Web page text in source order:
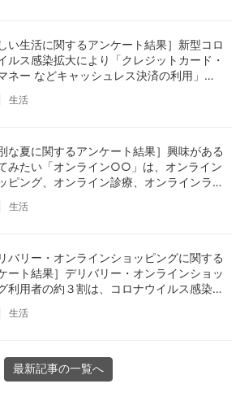
しい生活に関するアンケート結果］新型コロ
ルス感染拡大により「クレジットカード・
ネー などキャッシュレス決済の利用」が
生活
別な夏に関するアンケート結果］興味がある
みたい「オンライン○○」は、オンライン
ピング、オンライン診療、オンラインライ
生活
リバリー・オンラインショッピングに関する
ート結果］デリバリー・オンラインショッ
利用者の約３割は、コロナウイルス感染拡
生活
最新記事の一覧へ